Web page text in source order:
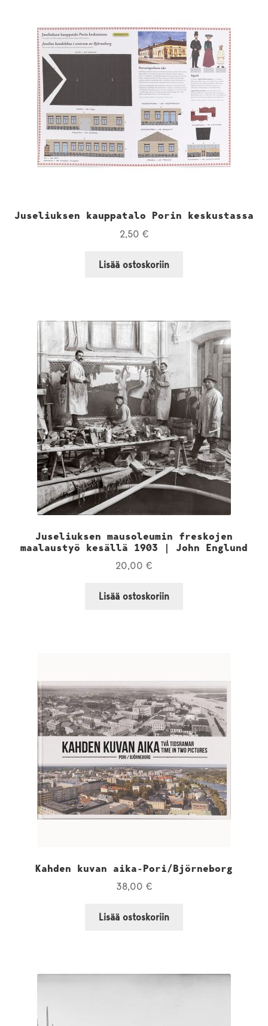
Juseliuksen kauppatalo Porin keskustassa
2,50 €
Lisää ostoskoriin
Juseliuksen mausoleumin freskojen
maalaustyö kesällä 1903 | John Englund
20,00 €
Lisää ostoskoriin
Kahden kuvan aika-Pori/Björneborg
38,00 €
Lisää ostoskoriin